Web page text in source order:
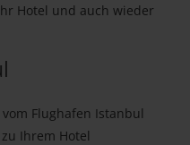
Hotel und auch wieder
Flughafen Istanbul
Ihrem Hotel